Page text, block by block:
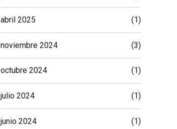
abril 2025 (1)
noviembre 2024 (3)
octubre 2024 (1)
julio 2024 (1)
junio 2024 (1)